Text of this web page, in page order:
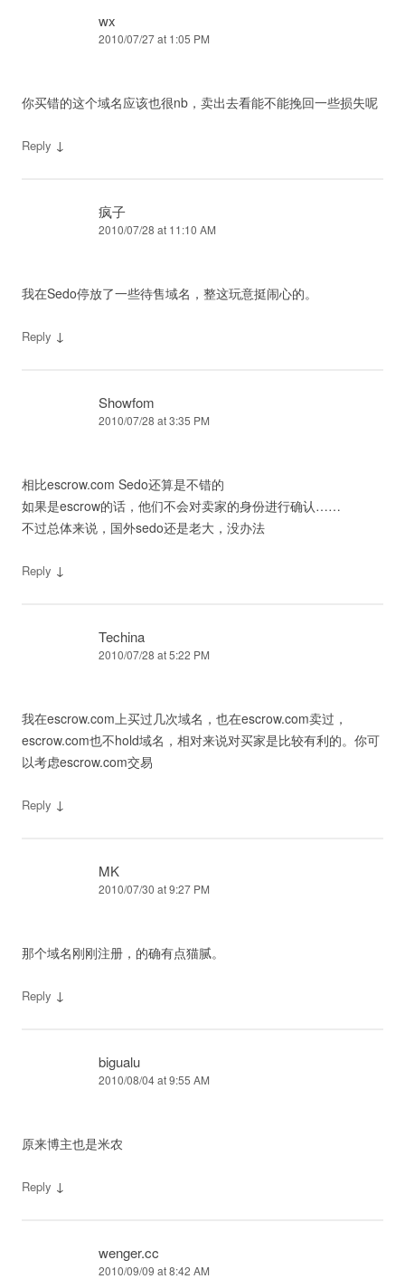
wx
2010/07/27 at 1:05 PM
你买错的这个域名应该也很nb，卖出去看能不能挽回一些损失呢
Reply ↓
疯子
2010/07/28 at 11:10 AM
我在Sedo停放了一些待售域名，整这玩意挺闹心的。
Reply ↓
Showfom
2010/07/28 at 3:35 PM
相比escrow.com Sedo还算是不错的
如果是escrow的话，他们不会对卖家的身份进行确认……
不过总体来说，国外sedo还是老大，没办法
Reply ↓
Techina
2010/07/28 at 5:22 PM
我在escrow.com上买过几次域名，也在escrow.com卖过，
escrow.com也不hold域名，相对来说对买家是比较有利的。你可
以考虑escrow.com交易
Reply ↓
MK
2010/07/30 at 9:27 PM
那个域名刚刚注册，的确有点猫腻。
Reply ↓
bigualu
2010/08/04 at 9:55 AM
原来博主也是米农
Reply ↓
wenger.cc
2010/09/09 at 8:42 AM